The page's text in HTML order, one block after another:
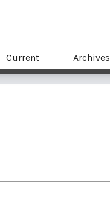
Current Archives